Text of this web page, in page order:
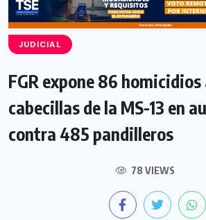
JUDICIAL
FGR expone 86
cabecillas de la MS-13 en
contra 485 pandilleros
78 VIEWS